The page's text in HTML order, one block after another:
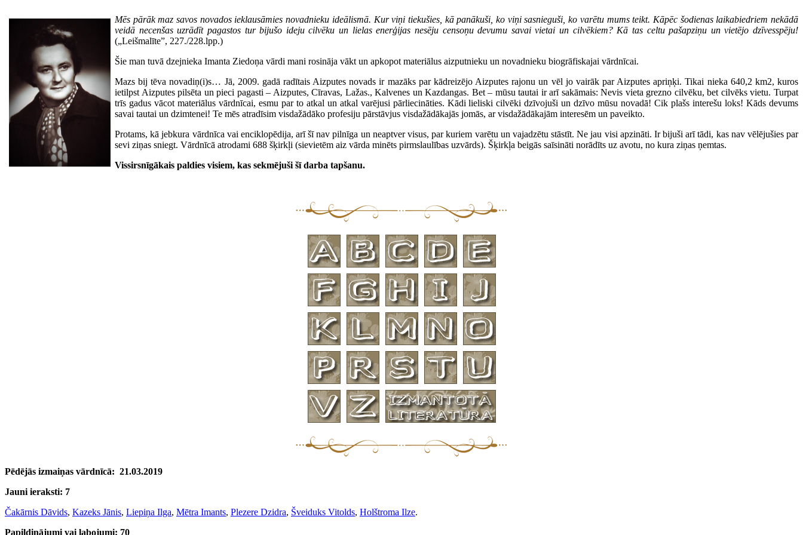
Mēs pārāk maz savos novados ieklausāmies novadnieku ideālismā. Kur viņi tiekušies, kā panākuši, ko viņi sasnieguši, ko varētu mums teikt. Kāpēc šodienas laikabiedriem nekādā
veidā necenšas uzrādīt pagastos tur bijušo ideju cilvēku un lielas enerģijas nesēju censoņu devumu savai vietai un cilvēkiem? Kā tas celtu pašapziņu un vietējo dzīvesspēju!
(„Leišmalīte”, 227./228.lpp.)
Šie man tuvā dzejnieka Imanta Ziedoņa vārdi mani rosināja vākt un apkopot materiālus aizputnieku un novadnieku biogrāfiskajai vārdnīcai.
Mazs bij tēva novadiņ(i)s… Jā, 2009. gadā radītais Aizputes novads ir mazāks par kādreizējo Aizputes rajonu un vēl jo vairāk par Aizputes apriņķi. Tikai nieka 640,2 km2, kuros
ietilpst Aizputes pilsēta un pieci pagasti – Aizputes, Cīravas, Lažas., Kalvenes un Kazdangas. Bet – mūsu tautai ir arī sakāmais: Nevis vieta grezno cilvēku, bet cilvēks vietu. Turpat
trīs gadus vācot materiālus vārdnīcai, esmu par to atkal un atkal varējusi pārliecināties. Kādi lieliski cilvēki dzīvojuši un dzīvo mūsu novadā! Cik plašs interešu loks! Kāds devums
savai tautai un dzimtenei! Te mēs atradīsim visdažādāko profesiju pārstāvjus visdažādākajās jomās, ar visdažādākajām interesēm un paveikto.
Protams, kā jebkura vārdnīca vai enciklopēdija, arī šī nav pilnīga un neaptver visus, par kuriem varētu un vajadzētu stāstīt. Ne jau visi apzināti. Ir bijuši arī tādi, kas nav vēlējušies par
sevi ziņas sniegt. Vārdnīcā atrodami 688 šķirkļi (sievietēm aiz vārda minēts pirmslaulības uzvārds). Šķirkļa beigās saīsināti norādīts uz avotu, no kura ziņas ņemtas.
Vissirsnīgākais paldies visiem, kas sekmējuši šī darba tapšanu.
Pēdējās izmaiņas vārdnīcā: 21.03.2019
Jauni ieraksti: 7
Čakārnis Dāvids, Kazeks Jānis, Liepiņa Ilga, Mētra Imants, Plezere Dzidra, Šveiduks Vitolds, Holštroma Ilze.
Papildinājumi vai labojumi: 70